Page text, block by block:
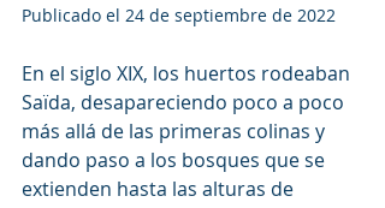
Publicado el 24 de septiembre de 2022
En el siglo XIX, los huertos rodeaban
Saïda, desapareciendo poco a poco
más allá de las primeras colinas y
dando paso a los bosques que se
extienden hasta las alturas de